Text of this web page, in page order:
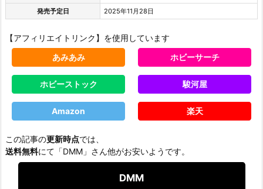
発売予定日 2025年11月28日
【アフィリエイトリンク】を使用しています
あみあみ
ホビーサーチ
ホビーストック 駿河屋
Amazon 楽天
この記事の更新時点では、
送料無料にて「DMM」さん他がお安いようです。
DMM